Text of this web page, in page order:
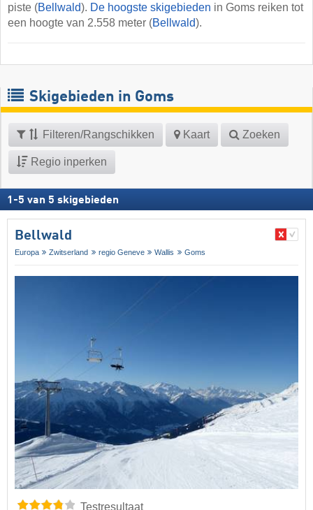
piste (Bellwald). De hoogste skigebieden in Goms reiken tot
een hoogte van 2.558 meter (Bellwald).
Skigebieden in Goms
Filteren/Rangschikken Kaart Zoeken
Regio inperken
1 -5 van 5 skigebieden
Bellwald
Europa Zwitserland regio Geneve Wallis Goms
Testresultaat